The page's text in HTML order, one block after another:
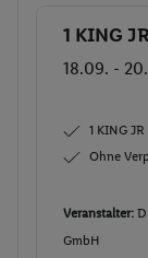
Buchen
1 KING
18.09. -
1 KING
Ohne
Veranstalter:
GmbH